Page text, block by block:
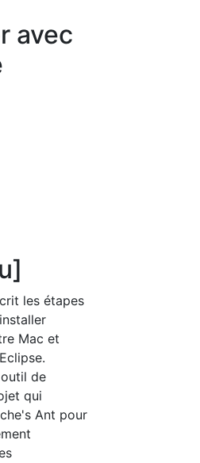
avec
les étapes
Mac et
de
qui
Ant pour